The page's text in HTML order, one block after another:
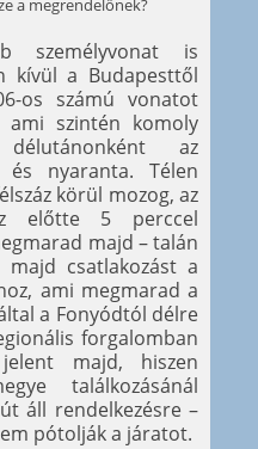
a megrendelőnek?
személyvonat is
kívül a Budapesttől
os számú vonatot
szintén komoly
az
és nyaranta. Télen
körül mozog, az
előtte 5 perccel
majd – talán
csatlakozást a
ami megmarad a
a Fonyódtól délre
forgalomban
majd, hiszen
találkozásánál
áll rendelkezésre –
pótolják a járatot.